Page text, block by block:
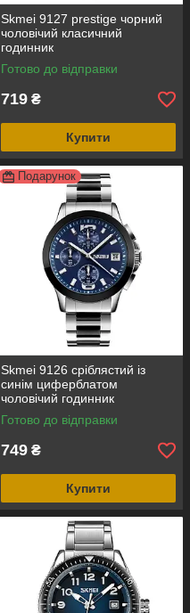
Skmei 9127 prestige чорний
чоловічий класичний
годинник
Готово до відправки
719 ₴
Купити
Подарунок
Skmei 9126 сріблястий із
синім циферблатом
чоловічий годинник
Готово до відправки
749 ₴
Купити